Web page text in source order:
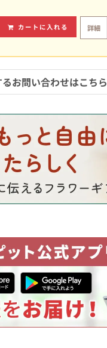
カートに入れる 詳細
お問い合わせはこちら